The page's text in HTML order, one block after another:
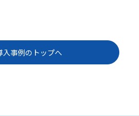
入事例のトップへ